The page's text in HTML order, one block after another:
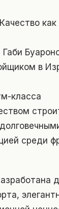
Габи
в
класса
среди